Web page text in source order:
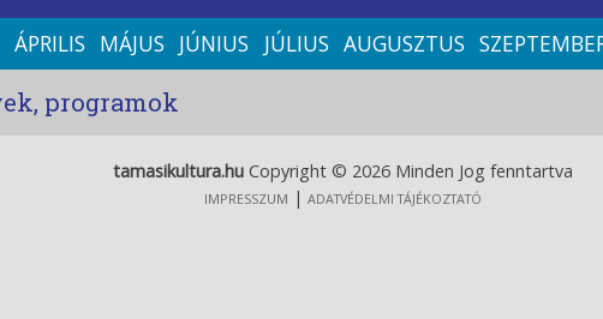
ÁPRILIS MÁJUS JÚNIUS JÚLIUS AUGUSZTUS
programok
tamasikultura.hu Copyright © 2026 Minden Jog fenntartva
IMPRESSZUM | ADATVÉDELMI TÁJÉKOZTATÓ